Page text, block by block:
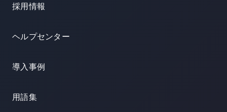
採用情報
ヘルプセンター
導入事例
用語集